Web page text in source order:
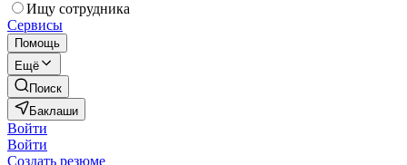
Ищу сотрудника
Сервисы
Помощь
Ещё
Поиск
Баклаши
Войти
Войти
Создать резюме